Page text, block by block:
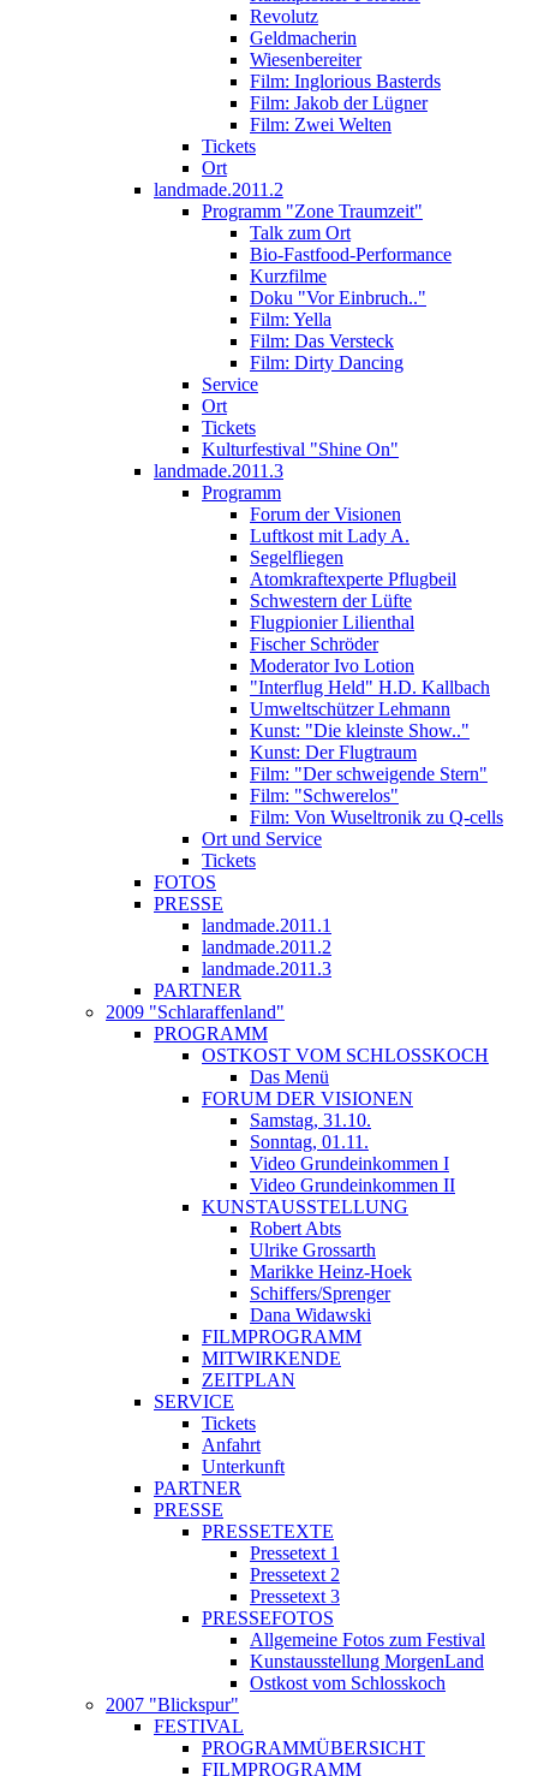
Revolutz
Geldmacherin
Wiesenbereiter
Film: Inglorious Basterds
Film: Jakob der Lügner
Film: Zwei Welten
Tickets
Ort
landmade.2011.2
Programm "Zone Traumzeit"
Talk zum Ort
Bio-Fastfood-Performance
Kurzfilme
Doku "Vor Einbruch.."
Film: Yella
Film: Das Versteck
Film: Dirty Dancing
Service
Ort
Tickets
Kulturfestival "Shine On"
landmade.2011.3
Programm
Forum der Visionen
Luftkost mit Lady A.
Segelfliegen
Atomkraftexperte Pflugbeil
Schwestern der Lüfte
Flugpionier Lilienthal
Fischer Schröder
Moderator Ivo Lotion
"Interflug Held" H.D. Kallbach
Umweltschützer Lehmann
Kunst: "Die kleinste Show.."
Kunst: Der Flugtraum
Film: "Der schweigende Stern"
Film: "Schwerelos"
Film: Von Wuseltronik zu Q-cells
Ort und Service
Tickets
FOTOS
PRESSE
landmade.2011.1
landmade.2011.2
landmade.2011.3
PARTNER
2009 "Schlaraffenland"
PROGRAMM
OSTKOST VOM SCHLOSSKOCH
Das Menü
FORUM DER VISIONEN
Samstag, 31.10.
Sonntag, 01.11.
Video Grundeinkommen I
Video Grundeinkommen II
KUNSTAUSSTELLUNG
Robert Abts
Ulrike Grossarth
Marikke Heinz-Hoek
Schiffers/Sprenger
Dana Widawski
FILMPROGRAMM
MITWIRKENDE
ZEITPLAN
SERVICE
Tickets
Anfahrt
Unterkunft
PARTNER
PRESSE
PRESSETEXTE
Pressetext 1
Pressetext 2
Pressetext 3
PRESSEFOTOS
Allgemeine Fotos zum Festival
Kunstausstellung MorgenLand
Ostkost vom Schlosskoch
2007 "Blickspur"
FESTIVAL
PROGRAMMÜBERSICHT
FILMPROGRAMM